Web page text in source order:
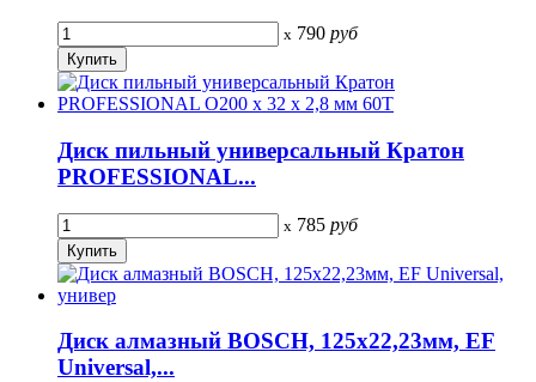
x 790 руб
Диск пильный универсальный Кратон
PROFESSIONAL...
x 785 руб
Диск алмазный BOSCH, 125x22,23мм, EF
Universal,...